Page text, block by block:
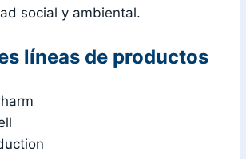
social y ambiental.
líneas de productos